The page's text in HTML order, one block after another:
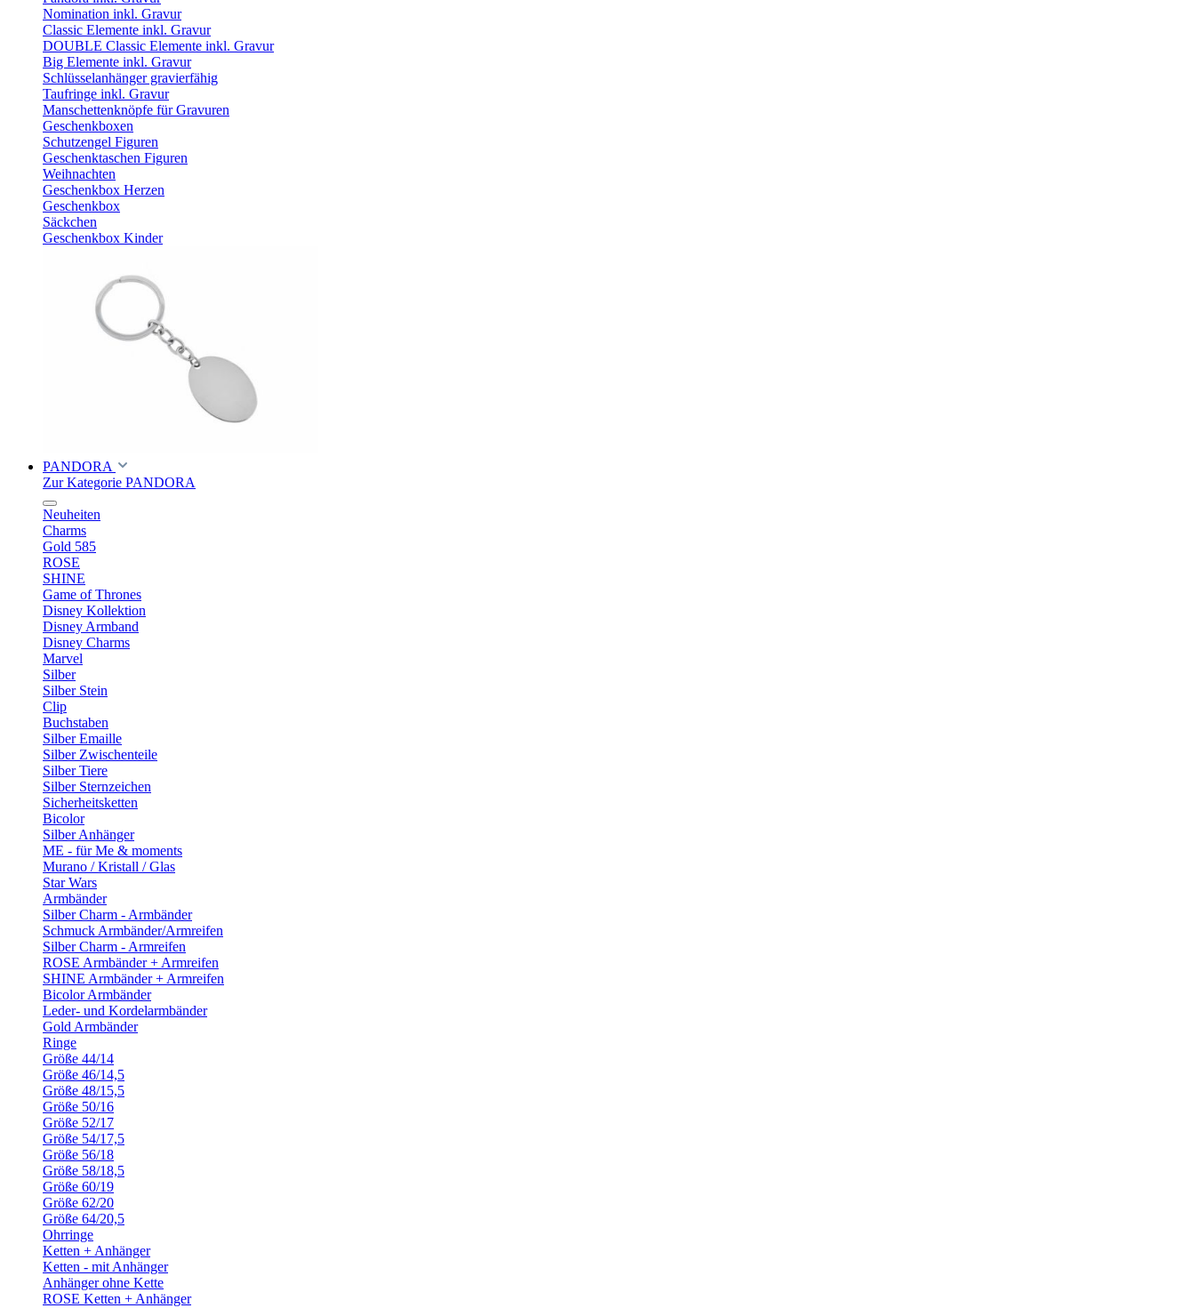
Nomination inkl. Gravur
Classic Elemente inkl. Gravur
DOUBLE Classic Elemente inkl. Gravur
Big Elemente inkl. Gravur
Schlüsselanhänger gravierfähig
Taufringe inkl. Gravur
Manschettenknöpfe für Gravuren
Geschenkboxen
Schutzengel Figuren
Geschenktaschen Figuren
Weihnachten
Geschenkbox Herzen
Geschenkbox
Säckchen
Geschenkbox Kinder
PANDORA
Zur Kategorie PANDORA
Neuheiten
Charms
Gold 585
ROSE
SHINE
Game of Thrones
Disney Kollektion
Disney Armband
Disney Charms
Marvel
Silber
Silber Stein
Clip
Buchstaben
Silber Emaille
Silber Zwischenteile
Silber Tiere
Silber Sternzeichen
Sicherheitsketten
Bicolor
Silber Anhänger
ME - für Me & moments
Murano / Kristall / Glas
Star Wars
Armbänder
Silber Charm - Armbänder
Schmuck Armbänder/Armreifen
Silber Charm - Armreifen
ROSE Armbänder + Armreifen
SHINE Armbänder + Armreifen
Bicolor Armbänder
Leder- und Kordelarmbänder
Gold Armbänder
Ringe
Größe 44/14
Größe 46/14,5
Größe 48/15,5
Größe 50/16
Größe 52/17
Größe 54/17,5
Größe 56/18
Größe 58/18,5
Größe 60/19
Größe 62/20
Größe 64/20,5
Ohrringe
Ketten + Anhänger
Ketten - mit Anhänger
Anhänger ohne Kette
ROSE Ketten + Anhänger